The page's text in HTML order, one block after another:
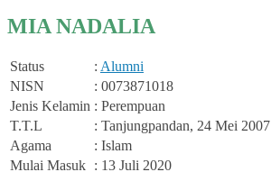
MIA NADALIA
Status : Alumni
NISN
: 0073871018
Jenis Kelamin : Perempuan
T.T.L
: Tanjungpandan, 24 Mei 2007
Agama
: Islam
Mulai Masuk : 13 Juli 2020